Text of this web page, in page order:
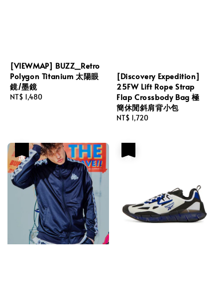
[VIEWMAP] BUZZ_Retro
Polygon Titanium 太陽眼
鏡/墨鏡
Regular
NT$ 1,480
[Discovery Expedition]
25FW Lift Rope Strap
Flap Crossbody Bag 極
簡休閒斜肩背小包
Regular
NT$ 1,720